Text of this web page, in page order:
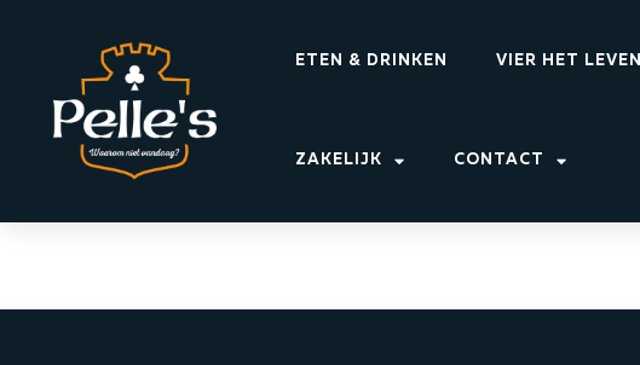
ETEN & DRINKEN VIER HET LEVEN
ZAKELIJK CONTACT